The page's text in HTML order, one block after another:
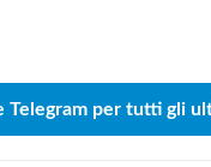
Telegram per tutti gli